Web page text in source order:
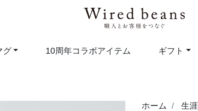
グ 10周年コラボアイテム ギフト
ホーム 生